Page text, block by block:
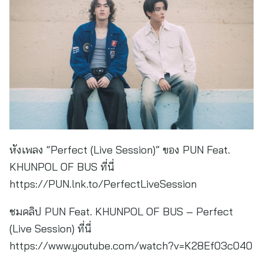
หังเพลง “Perfect (Live Session)” ของ PUN Feat.
KHUNPOL OF BUS ที่นี่
https://PUN.lnk.to/PerfectLiveSession
ชมคลิป PUN Feat. KHUNPOL OF BUS – Perfect
(Live Session) ที่นี่
https://www.youtube.com/watch?v=K28Ef03c040